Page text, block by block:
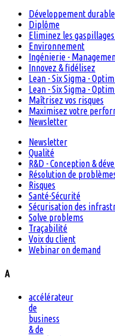
Développement durable
Diplôme
Eliminez les
Environnement
Ingénierie -
Innovez & fidélisez
Lean - Six Sigma -
Lean - Six Sigma -
Maîtrisez vos risques
Maximisez votre
Newsletter
Newsletter
Qualité
R&D - Conception &
Résolution de
Risques
Santé-Sécurité
Sécurisation des
Solve problems
Traçabilité
Voix du client
Webinar on demand
A
accélérateur
de
business
& de